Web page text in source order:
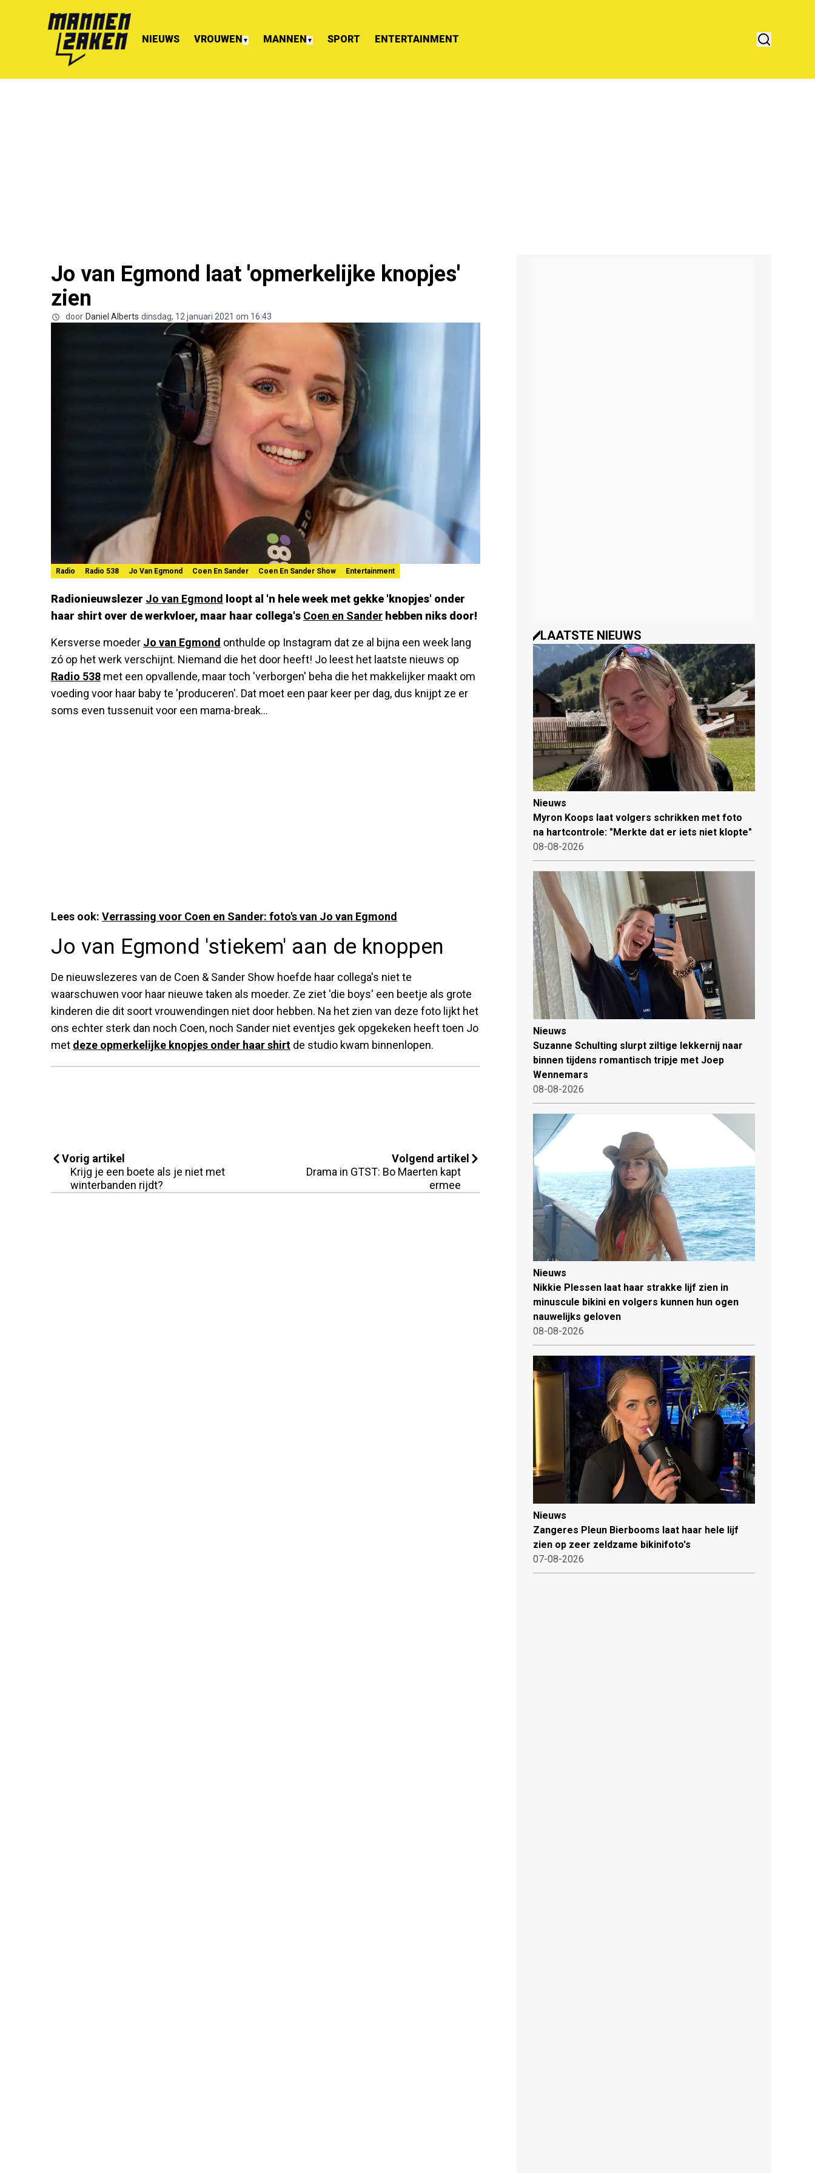
NIEUWS VROUWEN ▼ MANNEN ▼ SPORT ENTERTAINMENT
Jo van Egmond laat 'opmerkelijke knopjes'
zien
door Daniel Alberts dinsdag, 12 januari 2021 om 16:43
Radio Radio 538 Jo Van Egmond Coen En Sander Coen En Sander Show Entertainment
Radionieuwslezer Jo van Egmond
loopt al 'n hele week met gekke 'knopjes' onder
haar shirt over de werkvloer, maar haar collega's Coen en Sander hebben niks door!
Kersverse moeder Jo van Egmond onthulde op Instagram dat ze al bijna een week lang
zó op het werk verschijnt. Niemand die het door heeft! Jo leest het laatste nieuws op
Radio 538 met een opvallende, maar toch 'verborgen' beha die het makkelijker maakt om
voeding voor haar baby te 'produceren'. Dat moet een paar keer per dag, dus knijpt ze er
soms even tussenuit voor een mama-break...
Lees ook: Verrassing voor Coen en Sander: foto's van Jo van Egmond
Jo van Egmond 'stiekem' aan de knoppen
De nieuwslezeres van de Coen & Sander Show hoefde haar collega's niet te
waarschuwen voor haar nieuwe taken als moeder. Ze ziet 'die boys' een beetje als grote
kinderen die dit soort vrouwendingen niet door hebben. Na het zien van deze foto lijkt het
ons echter sterk dan noch Coen, noch Sander niet eventjes gek opgekeken heeft toen Jo
met deze opmerkelijke knopjes onder haar shirt de studio kwam binnenlopen.
Vorig artikel
Krijg je een boete als je niet met
winterbanden rijdt?
Volgend artikel
Drama in GTST: Bo Maerten kapt
ermee
LAATSTE NIEUWS
Nieuws
Myron Koops laat volgers schrikken met foto
na hartcontrole: "Merkte dat er iets niet klopte"
08-08-2026
Nieuws
Suzanne Schulting slurpt ziltige lekkernij naar
binnen tijdens romantisch tripje met Joep
Wennemars
08-08-2026
Nieuws
Nikkie Plessen laat haar strakke lijf zien in
minuscule bikini en volgers kunnen hun ogen
nauwelijks geloven
08-08-2026
Nieuws
Zangeres Pleun Bierbooms laat haar hele lijf
zien op zeer zeldzame bikinifoto's
07-08-2026